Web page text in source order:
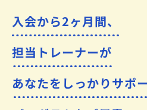
入会から2ヶ月間、
担当トレーナーが
あなたをしっかりサポ